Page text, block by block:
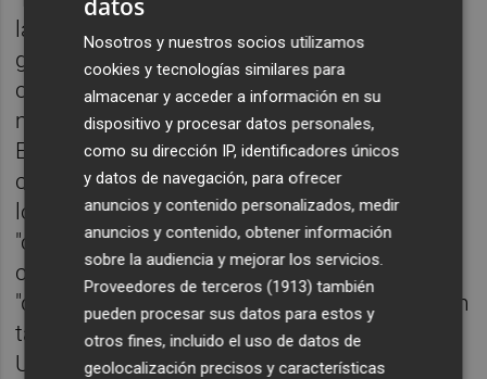
la empresa familiar, el trabajo de
generaciones y generaciones compartiendo
conocimiento y espíritu", decía, haciendo
mención a la labor de la Asociación de
Empresas Familiares de Alicante (Aefa
cuya presidentaMaite Antónestaba entre
los asistentes. En ese marco, apuntaba,
"conoces la historia de esas empresas
centenarias" que aún siguen a día de hoy,
"que han llegado por diferentes caminos, con
tantos méritos unos como otros", añadía.
Unas "señas de identidad con las que no
datos
Nosotros y nuestros socios utilizamos
cookies y tecnologías similares para
almacenar y acceder a información en su
dispositivo y procesar datos personales,
como su dirección IP, identificadores únicos
y datos de navegación, para ofrecer
anuncios y contenido personalizados, medir
anuncios y contenido, obtener información
sobre la audiencia y mejorar los servicios.
Proveedores de terceros (1913) también
pueden procesar sus datos para estos y
otros fines, incluido el uso de datos de
geolocalización precisos y características